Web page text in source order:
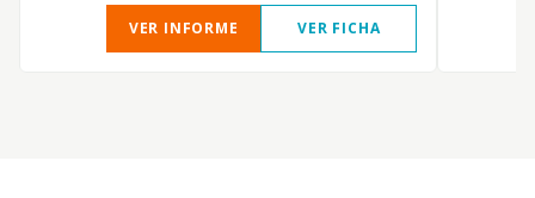
VER INFORME VER FICHA